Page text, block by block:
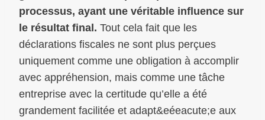
processus, ayant une véritable influence sur
le résultat final. Tout cela fait que les
déclarations fiscales ne sont plus perçues
uniquement comme une obligation à accomplir
avec appréhension, mais comme une tâche
entreprise avec la certitude qu’elle a été
grandement facilitée et adapt&eéeacute;e aux